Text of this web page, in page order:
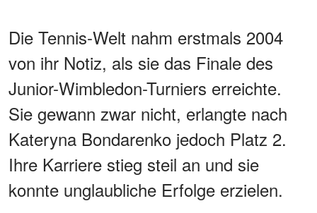
Die Tennis-Welt nahm erstmals 2004
von ihr Notiz, als sie das Finale des
Junior-Wimbledon-Turniers erreichte.
Sie gewann zwar nicht, erlangte nach
Kateryna Bondarenko jedoch Platz 2.
Ihre Karriere stieg steil an und sie
konnte unglaubliche Erfolge erzielen.